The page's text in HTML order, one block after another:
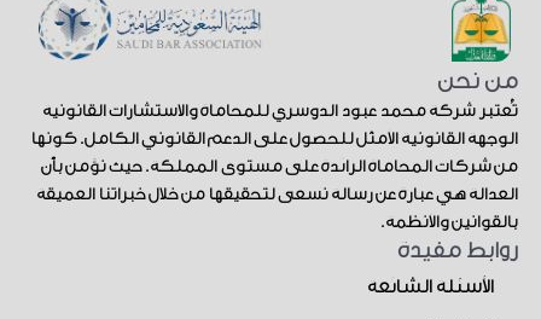
من نحن
تُعتبر شركة محمد عبود الدوسري للمحاماة والاستشارات القانونية
الوجهة القانونية الأمثل للحصول على الدعم القانوني الكامل. كونها
من شركات المحاماة الرائدة على مستوى المملكة. حيث نؤمن بأن
العدالة هي عبارة عن رسالة نسعى لتحقيقها من خلال خبراتنا العميقة
بالقوانين والأنظمة.
روابط مفيدة
الأسئلة الشائعة